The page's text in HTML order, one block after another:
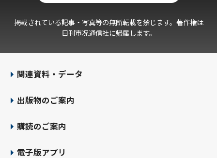
掲載されている記事・写真等の無断転載を禁じます。著作権は
日刊市况通信社に帰属します。
関連資料・データ
出版物のご案内
購読のご案内
電子版アプリ